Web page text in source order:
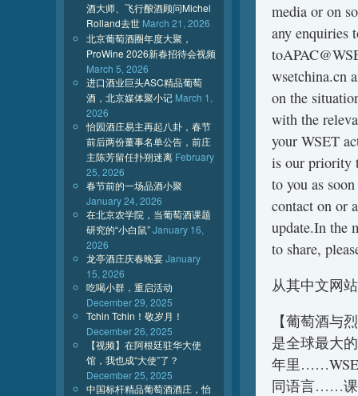
media or on
any enquiries
wsetchina.cn
on the
with the
your WSET
is our priority
to you as
contact on or
update.In the
to share,
从其中文网
【葡萄酒与
是全球最大
年里
同语言……
酒大师、飞行酿酒顾问Michel
Rolland去世 March 21, 2026
北京葡萄酒圈年度大聚，
ProWine 2026新春招待会视频
March 5, 2026
进口酒业巨头ASC精品葡萄
酒，北京媒体聚小记 March 1,
2026
怡园酒庄易主再起八卦，春节
前后两份董事名单公告，前庄
主陈芳留任扑朔迷离 February
25, 2026
春节前的一场品酒小聚
January 24, 2026
在北京农学院，当葡萄酒课题
研究的“小白鼠”January 16,
2026
龙亭酒庄庆春晚宴January
15, 2026
吃喝小群，重启活动
December 29, 2025
Tchin Tchin！敬岁月！
December 26, 2025
【视频】在阿根廷驻华大使
馆，我也成“大使”了？
December 25, 2025
中国标杆精品葡萄酒酒庄，怡